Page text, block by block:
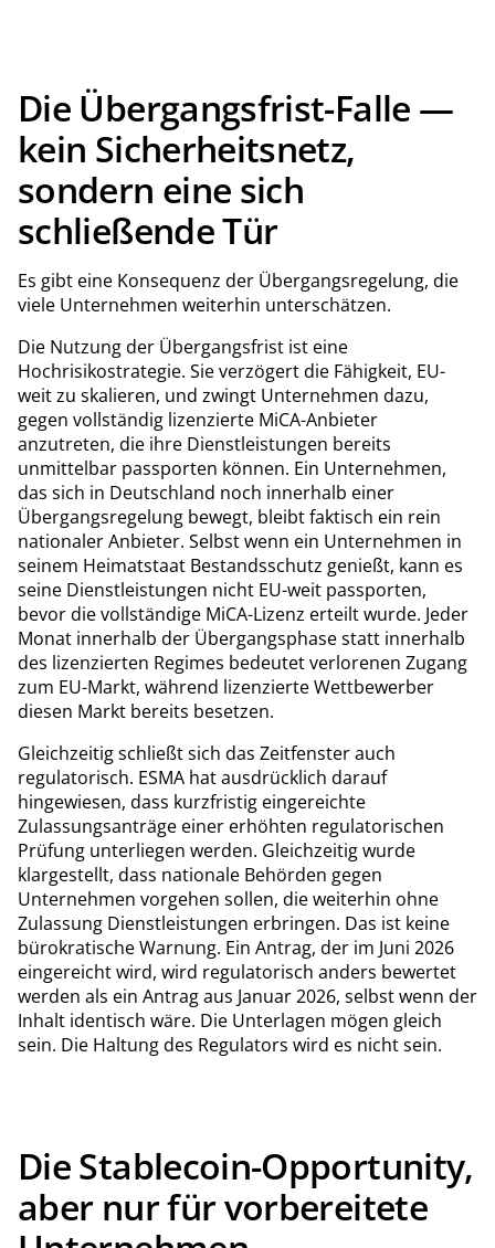
Die Übergangsfrist-Falle —
kein Sicherheitsnetz,
sondern eine sich
schließende Tür
Es gibt eine Konsequenz der Übergangsregelung, die
viele Unternehmen weiterhin unterschätzen.
Die Nutzung der Übergangsfrist ist eine
Hochrisikostrategie. Sie verzögert die Fähigkeit, EU-
weit zu skalieren, und zwingt Unternehmen dazu,
gegen vollständig lizenzierte MiCA-Anbieter
anzutreten, die ihre Dienstleistungen bereits
unmittelbar passporten können. Ein Unternehmen,
das sich in Deutschland noch innerhalb einer
Übergangsregelung bewegt, bleibt faktisch ein rein
nationaler Anbieter. Selbst wenn ein Unternehmen in
seinem Heimatstaat Bestandsschutz genießt, kann es
seine Dienstleistungen nicht EU-weit passporten,
bevor die vollständige MiCA-Lizenz erteilt wurde. Jeder
Monat innerhalb der Übergangsphase statt innerhalb
des lizenzierten Regimes bedeutet verlorenen Zugang
zum EU-Markt, während lizenzierte Wettbewerber
diesen Markt bereits besetzen.
Gleichzeitig schließt sich das Zeitfenster auch
regulatorisch. ESMA hat ausdrücklich darauf
hingewiesen, dass kurzfristig eingereichte
Zulassungsanträge einer erhöhten regulatorischen
Prüfung unterliegen werden. Gleichzeitig wurde
klargestellt, dass nationale Behörden gegen
Unternehmen vorgehen sollen, die weiterhin ohne
Zulassung Dienstleistungen erbringen. Das ist keine
bürokratische Warnung. Ein Antrag, der im Juni 2026
eingereicht wird, wird regulatorisch anders bewertet
werden als ein Antrag aus Januar 2026, selbst wenn der
Inhalt identisch wäre. Die Unterlagen mögen gleich
sein. Die Haltung des Regulators wird es nicht sein.
Die Stablecoin-Opportunity,
aber nur für vorbereitete